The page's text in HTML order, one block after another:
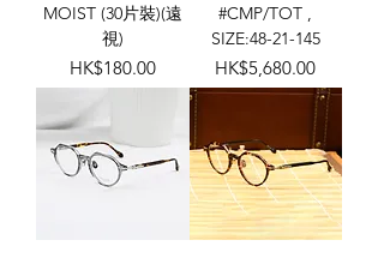
MOIST (30片裝)(遠
視)
價格
HK$180.00
#CMP/TOT ,
SIZE:48-21-145
價格
HK$5,680.00